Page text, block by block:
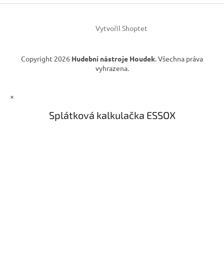
í
Vytvořil Shoptet
Copyright 2026 Hudební nástroje Houdek. Všechna práva
vyhrazena.
×
Splátková kalkulačka ESSOX